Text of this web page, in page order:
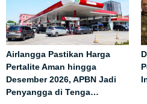
Airlangga Pastikan Harga
Pertalite Aman hingga
Desember 2026, APBN Jadi
Penyangga di Tenga…